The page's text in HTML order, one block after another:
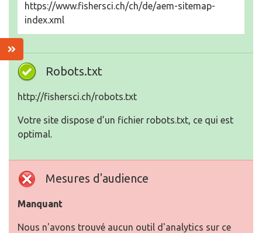
https://www.fishersci.ch/ch/de/aem-sitemap-
index.xml
Robots.txt
http://fishersci.ch/robots.txt
Votre site dispose d’un fichier robots.txt, ce qui est
optimal.
Mesures d'audience
Manquant
Nous n'avons trouvé aucun outil d'analytics sur ce